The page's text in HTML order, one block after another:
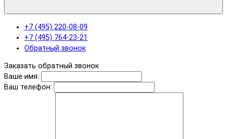
+7 (495) 220-08-09
+7 (495) 764-23-21
Обратный звонок
Заказать обратный звонок
Ваше имя:
Ваш телефон: